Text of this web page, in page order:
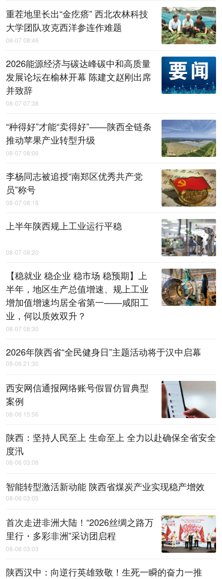
重茬地里长出“金疙瘩” 西北农林科技
大学团队攻克西洋参连作难题
08-07 08:46
2026能源经济与碳达峰碳中和高质量
发展论坛在榆林开幕 陈建文赵刚出席
并致辞
08-07 07:38
“种得好”才能“卖得好”——陕西全链条
推动苹果产业转型升级
08-07 08:06
李杨同志被追授“南郑区优秀共产党
员”称号
08-07 08:18
上半年陕西规上工业运行平稳
08-07 08:20
【稳就业 稳企业 稳市场 稳预期】上
半年，地区生产总值增速、规上工业
增加值增速均居全省第一——咸阳工
业，何以质效双升？
08-07 08:30
2026年陕西省“全民健身日”主题活动将于汉中启幕
08-06 21:30
西安网信通报网络账号假冒仿冒典型
案例
08-06 15:56
陕西：坚持人民至上 生命至上 全力以赴确保全省安全
度汛
08-06 03:06
智能转型激活新动能 陕西省煤炭产业实现稳产增效
08-06 03:05
首次走进非洲大陆！“2026丝绸之路万
里行・多彩非洲”采访团启程
08-06 03:03
陕西汉中：向逆行英雄致敬！生死一瞬的奋力一推